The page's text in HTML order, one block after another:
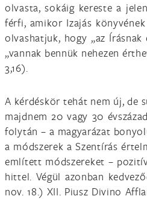
olvasta, sokáig kereste a
férfi, amikor Izajás
olvashatjuk, hogy „az
„vannak bennük nehezen
3,16).
A kérdéskör tehát nem új, de
majdnem 20 vagy 30
folytán – a magyarázat
a módszerek a Szentírás
említett módszereket –
hittel. Végül azonban
nov. 18.) XII. Piusz Divino